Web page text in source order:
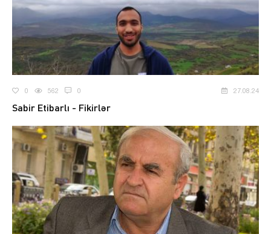
0 562 0 27.08.24
Sabir Etibarlı - Fikirlər